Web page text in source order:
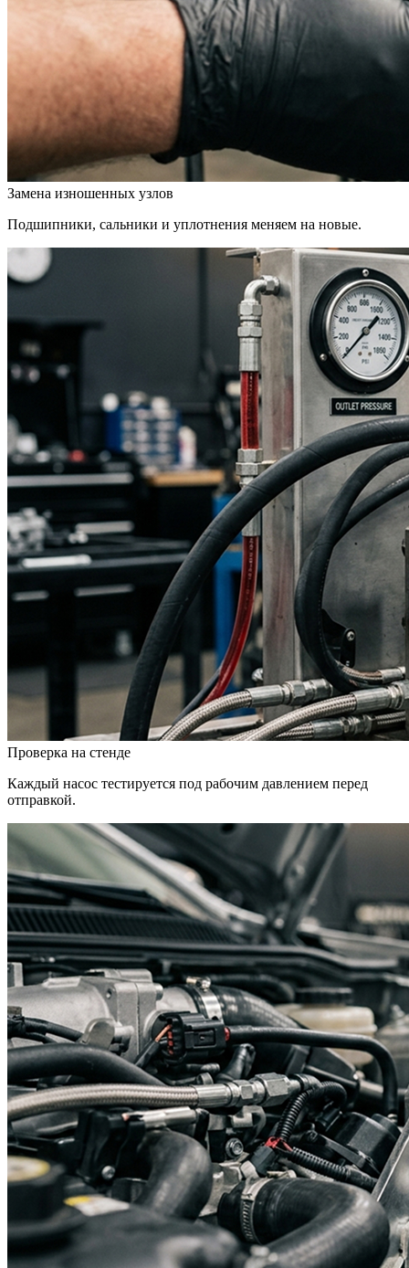
Замена изношенных узлов
Подшипники, сальники и уплотнения меняем на новые.
Проверка на стенде
Каждый насос тестируется под рабочим давлением перед
отправкой.